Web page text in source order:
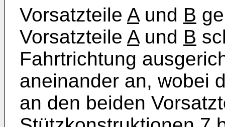
Vorsatzteile Aund B
Vorsatzteile Aund B
Fahrtrichtung
aneinander an, wobei
an den beiden